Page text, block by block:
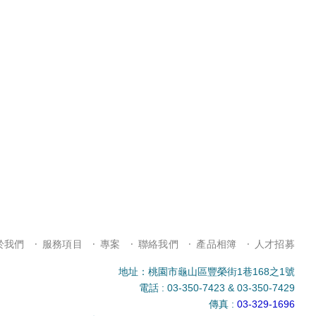
地址：桃園市龜山區豐榮街1巷168之1號
電話 : 03-350-7423 & 03-350-7429
傳真 : 03-329-1696
我們 服務項目 專案 聯絡我們 產品相簿 人才招募